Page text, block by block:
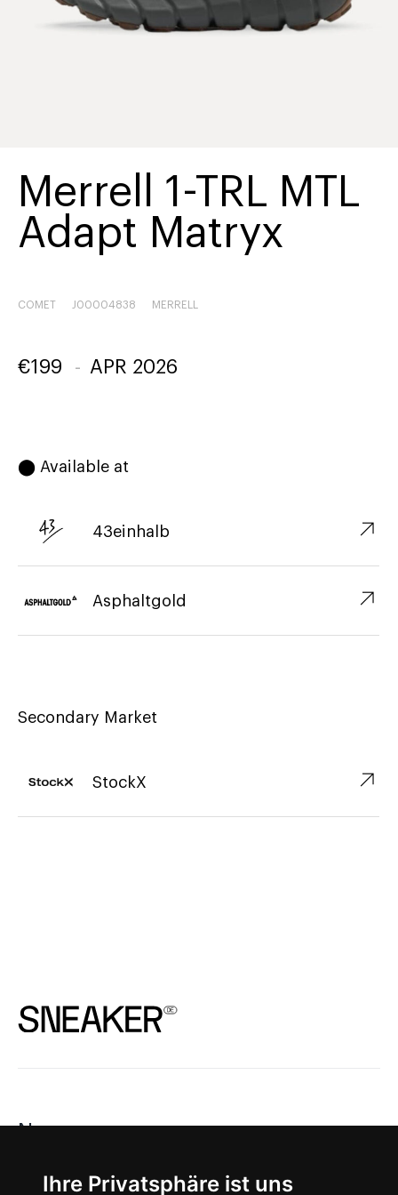
Ihre Privatsphäre ist uns
Merrell 1-TRL MTL
Adapt Matryx
COMET J00004838 MERRELL
€199 - APR 2026
⬤ Available at
43einhalb ↗︎
Asphaltgold ↗︎
Secondary Market
StockX ↗︎
News
About